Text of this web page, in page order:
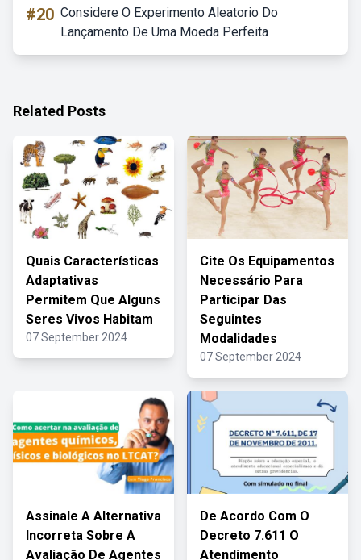
#20 Considere O Experimento Aleatorio Do
Lançamento De Uma Moeda Perfeita
Related Posts
Quais Características
Adaptativas
Permitem Que Alguns
Seres Vivos Habitam
07 September 2024
Cite Os Equipamentos
Necessário Para
Participar Das
Seguintes
Modalidades
07 September 2024
Assinale A Alternativa
Incorreta Sobre A
Avaliação De Agentes
De Acordo Com O
Decreto 7.611 O
Atendimento